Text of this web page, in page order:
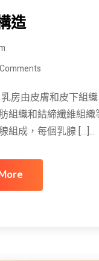
造
房由皮膚和皮下組
組織和結締纖維組織
組成，每個乳腺 […]...